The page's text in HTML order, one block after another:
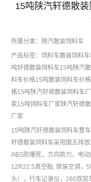
15吨陕汽轩德散
所属分类：
陕汽散装饲料车
产品标签：饲料车散装饲料车
吨轩德散装饲料车15吨陕汽
料车价格15吨散装饲料车价格
格15吨陕汽轩德散装饲料车
家15吨饲料车厂家 陕汽轩德
厂家
15吨陕汽轩德散装饲料车整
轩德散装饲料车采用国五排
ABS防爆死，方向助力，电
12R22.5真空胎, 原装空调，
头），行车记录仪，280双